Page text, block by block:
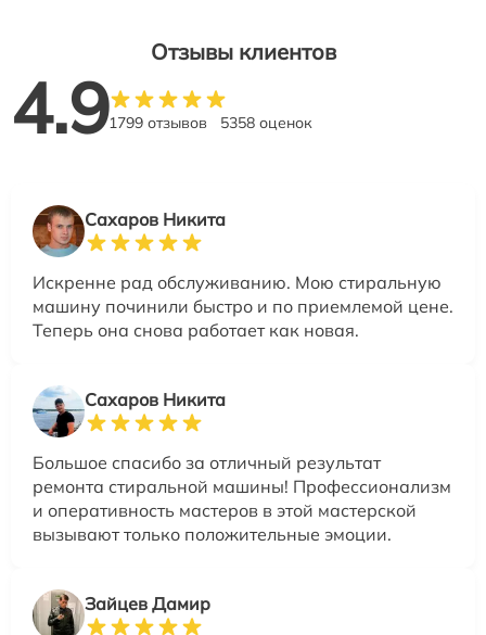
Отзывы клиентов
4.91799 отзывов 5358 оценок
Сахаров Никита
Искренне рад обслуживанию. Мою стиральную
машину починили быстро и по приемлемой цене.
Теперь она снова работает как новая.
Сахаров Никита
Большое спасибо за отличный результат
ремонта стиральной машины! Профессионализм
и оперативность мастеров в этой мастерской
вызывают только положительные эмоции.
Зайцев Дамир